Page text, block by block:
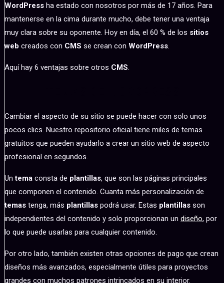
WordPress ha estado con nosotros por más de 17 años. Para
mantenerse en la cima durante mucho, debe tener una ventaja
muy clara sobre su oponente. Hoy en día, el 60 % de los sitios
web creados con CMS se crean con WordPress.
Aquí hay 6 ventajas sobre otros CMS.
Cambiar el aspecto de su sitio se puede hacer con solo unos
pocos clics. Nuestro repositorio oficial tiene miles de temas
gratuitos que pueden ayudarlo a crear un sitio web de aspecto
profesional en segundos.
Untema consta de plantillas, que son las páginas principales
que componen el contenido. Cuanta más personalización de
temas tenga, más plantillas podrá usar. Estas plantillas son
independientes del contenido y solo proporcionan un diseño, por
lo que puede usarlas para cualquier contenido.
Por otro lado, también existen otras opciones de pago que crean
diseños más avanzados, especialmente útiles para proyectos
grandes con muchos patrones intrincados en su interior.